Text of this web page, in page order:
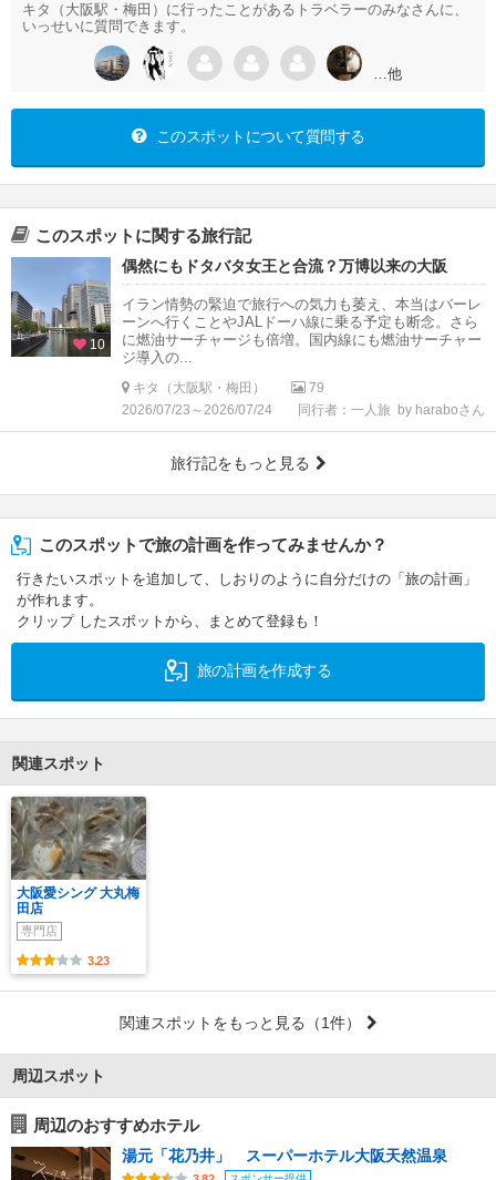
キタ（大阪駅・梅田）に行ったことがあるトラベラーのみなさんに、
いっせいに質問できます。
…他
このスポットについて質問する
このスポットに関する旅行記
10
偶然にもドタバタ女王と合流？万博以来の大阪
イラン情勢の緊迫で旅行への気力も萎え、本当はバーレ
ーンへ行くことやJALドーハ線に乗る予定も断念。さら
に燃油サーチャージも倍増。国内線にも燃油サーチャー
ジ導入の...
キタ（大阪駅・梅田）
79
2026/07/23～2026/07/24
同行者：一人旅 by haraboさん
旅行記をもっと見る
このスポットで旅の計画を作ってみませんか？
行きたいスポットを追加して、しおりのように自分だけの「旅の計画」
が作れます。
クリップ したスポットから、まとめて登録も！
旅の計画を作成する
関連スポット
大阪愛シング 大丸梅
田店
専門店
3.23
関連スポットをもっと見る （1件）
周辺スポット
周辺のおすすめホテル
湯元「花乃井」 スーパーホテル大阪天然温泉